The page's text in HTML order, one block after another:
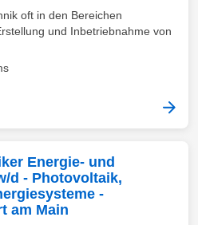
oft in den Bereichen
und Inbetriebnahme von
Energie- und
d - Photovoltaik,
-
am Main